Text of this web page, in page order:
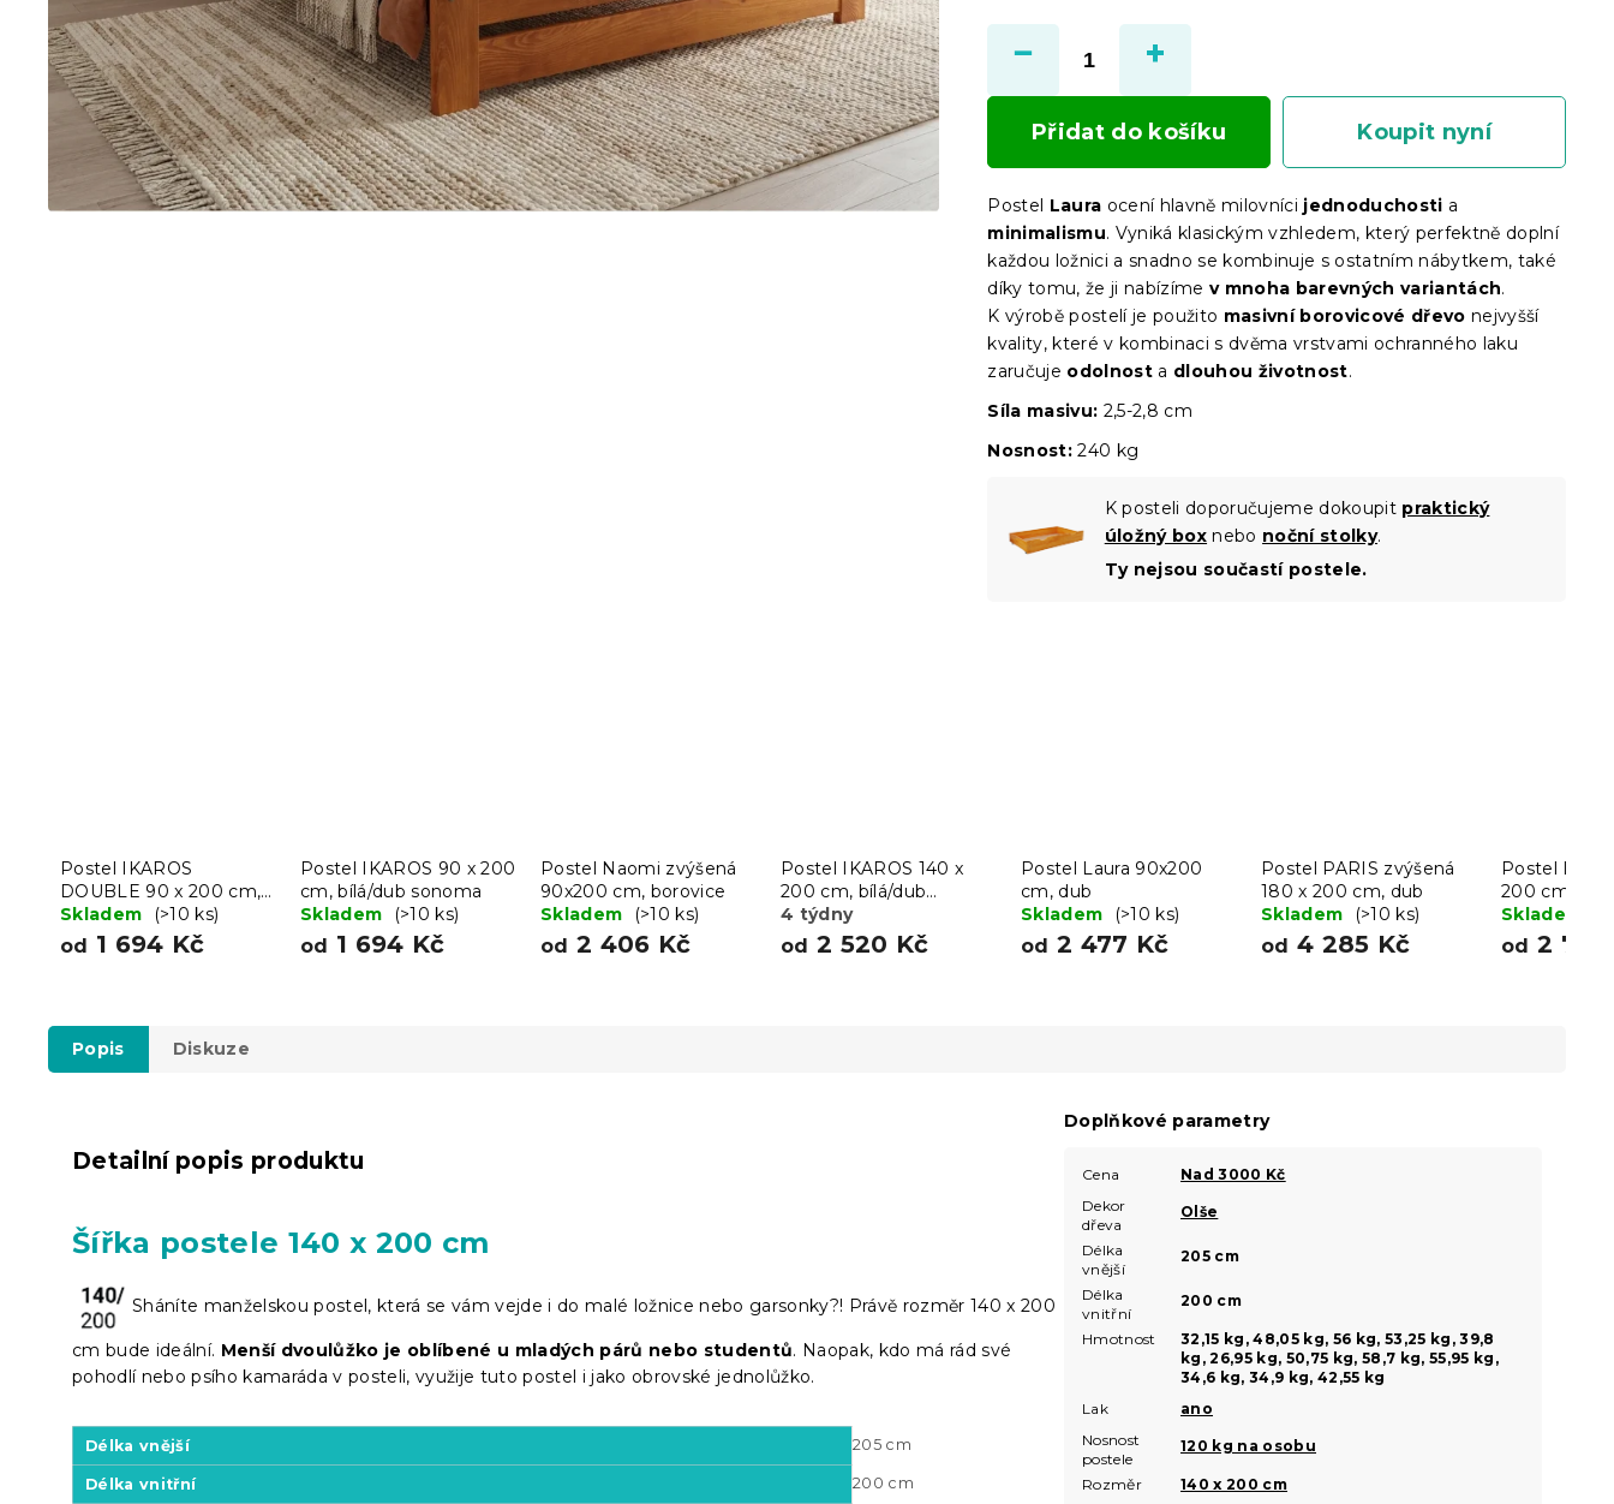
Přidat do košíku Koupit nyní
Postel Laura ocení hlavně milovníci jednoduchosti a
minimalismu. Vyniká klasickým vzhledem, který perfektně doplní
každou ložnici a snadno se kombinuje s ostatním nábytkem, také
díky tomu, že ji nabízímev mnoha barevných variantách.
K výrobě postelí je použito masivní borovicové dřevo nejvyšší
kvality, které v kombinaci s dvěma vrstvami ochranného laku
zaručuje odolnost a dlouhou životnost.
Síla masivu: 2,5-2,8 cm
Nosnost: 240 kg
K posteli doporučujeme dokoupit praktický
úložný box nebo noční stolky.
Ty nejsou součastí postele.
Postel IKAROS
DOUBLE 90 x 200 cm,
bílá/dub sonoma
Skladem (>10 ks)
od 1 694 Kč
Postel IKAROS 90 x 200
cm, bílá/dub sonoma
Skladem
(>10 ks)
od 1 694 Kč
Postel Naomi zvýšená
90x200 cm, borovice
Skladem
(>10 ks)
od 2 406 Kč
Postel IKAROS 140 x
200 cm, bílá/dub
sonoma
4 týdny
od 2 520 Kč
Postel Laura 90x200
cm, dub
Skladem
(>10 ks)
od 2 477 Kč
Postel PARIS zvýšená
180 x 200 cm, dub
Skladem
(>10 ks)
od 4 285 Kč
Postel
200 cm,
sonoma
Skladem
od 2
Popis Diskuze
Detailní popis produktu
Šířka postele 140 x 200 cm
Sháníte manželskou postel, která se vám vejde i do malé ložnice nebo garsonky?! Právě rozměr 140 x 200
cm bude ideální. Menší dvoulůžko je oblíbené u mladých párů nebo studentů. Naopak, kdo má rád své
pohodlí nebo psího kamaráda v posteli, využije tuto postel i jako obrovské jednolůžko.
Délka vnější 205 cm
Délka vnitřní 200 cm
Doplňkové parametry
Cena
Nad 3000 Kč
Dekor
dřeva
Olše
Délka
vnější
205 cm
Délka
vnitřní
200 cm
Hmotnost
32,15 kg, 48,05 kg, 56 kg, 53,25 kg, 39,8
kg, 26,95 kg, 50,75 kg, 58,7 kg, 55,95 kg,
34,6 kg, 34,9 kg, 42,55 kg
Lak
ano
Nosnost
postele
120 kg na osobu
Rozměr
140 x 200 cm